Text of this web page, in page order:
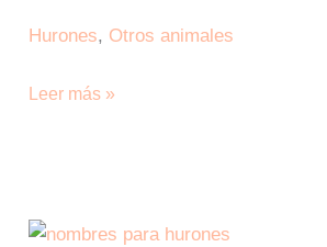
Hurones, Otros animales
cuidar
Leer más »
Originales